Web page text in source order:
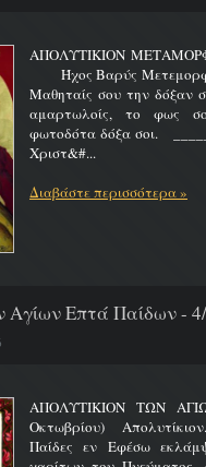
ΑΠΟΛΥΤΙΚΙΟΝ
Ήχος Βαρύς
Μαθηταίς σου την δόξαν
αμαρτωλοίς, το φως
φωτοδότα δόξα σοι.
Χριστ&#...
Διαβάστε περισσότερα »
Αγίων Επτά Παίδων -
ΑΠΟΛΥΤΙΚΙΟΝ ΤΩΝ
Οκτωβρίου)
Παίδες εν Εφέσω